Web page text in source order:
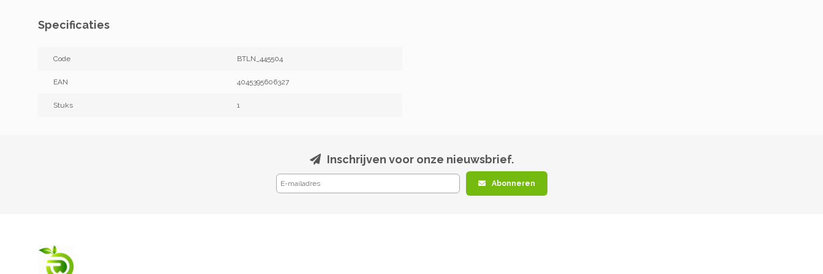
Specificaties
Code BTLN_445504
EAN 4045395606327
Stuks 1
Inschrijven voor onze nieuwsbrief.
Abonneren